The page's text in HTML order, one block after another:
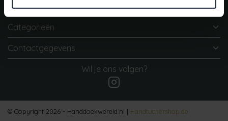
Mijn account
Categorieën
Contactgegevens
Wil je ons volgen?
© Copyright 2026 - Handdoekwereld.nl | Handtuchershop.de